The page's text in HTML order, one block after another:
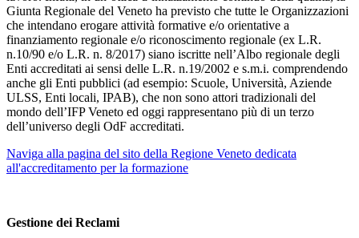
Giunta Regionale del Veneto ha previsto che tutte le Organizzazioni
che intendano erogare attività formative e/o orientative a
finanziamento regionale e/o riconoscimento regionale (ex L.R.
n.10/90 e/o L.R. n. 8/2017) siano iscritte nell’Albo regionale degli
Enti accreditati ai sensi delle L.R. n.19/2002 e s.m.i. comprendendo
anche gli Enti pubblici (ad esempio: Scuole, Università, Aziende
ULSS, Enti locali, IPAB), che non sono attori tradizionali del
mondo dell’IFP Veneto ed oggi rappresentano più di un terzo
dell’universo degli OdF accreditati.
Naviga alla pagina del sito della Regione Veneto dedicata
all'accreditamento per la formazione
Gestione dei Reclami